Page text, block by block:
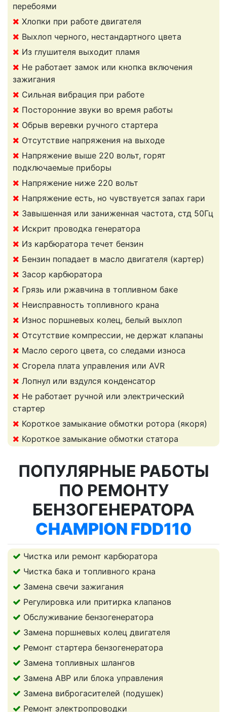
перебоями
Хлопки при работе двигателя
Выхлоп черного, нестандартного цвета
Из глушителя выходит пламя
Не работает замок или кнопка включения
зажигания
Сильная вибрация при работе
Посторонние звуки во время работы
Обрыв веревки ручного стартера
Отсутствие напряжения на выходе
Напряжение выше 220 вольт, горят
подключаемые приборы
Напряжение ниже 220 вольт
Напряжение есть, но чувствуется запах гари
Завышенная или заниженная частота, стд 50Гц
Искрит проводка генератора
Из карбюратора течет бензин
Бензин попадает в масло двигателя (картер)
Засор карбюратора
Грязь или ржавчина в топливном баке
Неисправность топливного крана
Износ поршневых колец, белый выхлоп
Отсутствие компрессии, не держат клапаны
Масло серого цвета, со следами износа
Сгорела плата управления или AVR
Лопнул или вздулся конденсатор
Не работает ручной или электрический
стартер
Короткое замыкание обмотки ротора (якоря)
Короткое замыкание обмотки статора
ПОПУЛЯРНЫЕ РАБОТЫ
ПО РЕМОНТУ
БЕНЗОГЕНЕРАТОРА
CHAMPION FDD110
Чистка или ремонт карбюратора
Чистка бака и топливного крана
Замена свечи зажигания
Регулировка или притирка клапанов
Обслуживание бензогенератора
Замена поршневых колец двигателя
Ремонт стартера бензогенератора
Замена топливных шлангов
Замена АВР или блока управления
Замена виброгасителей (подушек)
Ремонт электропроводки